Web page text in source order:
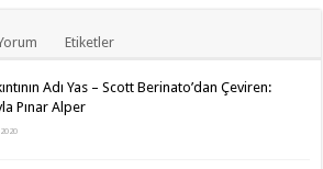
Etiketler
Adı Yas – Scott Berinato’dan Çeviren:
Pınar Alper